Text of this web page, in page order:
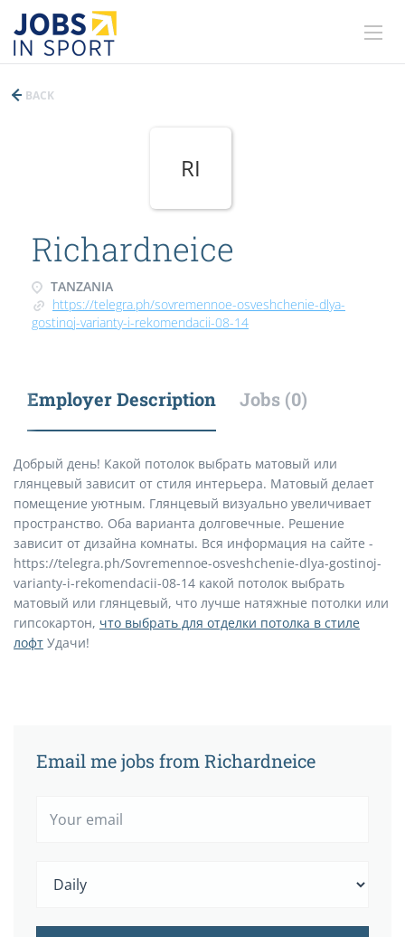
BACK
RI
Richardneice
TANZANIA
https://telegra.ph/sovremennoe-osveshchenie-dlya-
gostinoj-varianty-i-rekomendacii-08-14
Employer Description Jobs (0)
Добрый день! Какой потолок выбрать матовый или
глянцевый зависит от стиля интерьера. Матовый делает
помещение уютным. Глянцевый визуально увеличивает
пространство. Оба варианта долговечные. Решение
зависит от дизайна комнаты. Вся информация на сайте -
https://telegra.ph/Sovremennoe-osveshchenie-dlya-gostinoj-
varianty-i-rekomendacii-08-14 какой потолок выбрать
матовый или глянцевый, что лучше натяжные потолки или
гипсокартон, что выбрать для отделки потолка в стиле
лофт Удачи!
Email me jobs from Richardneice